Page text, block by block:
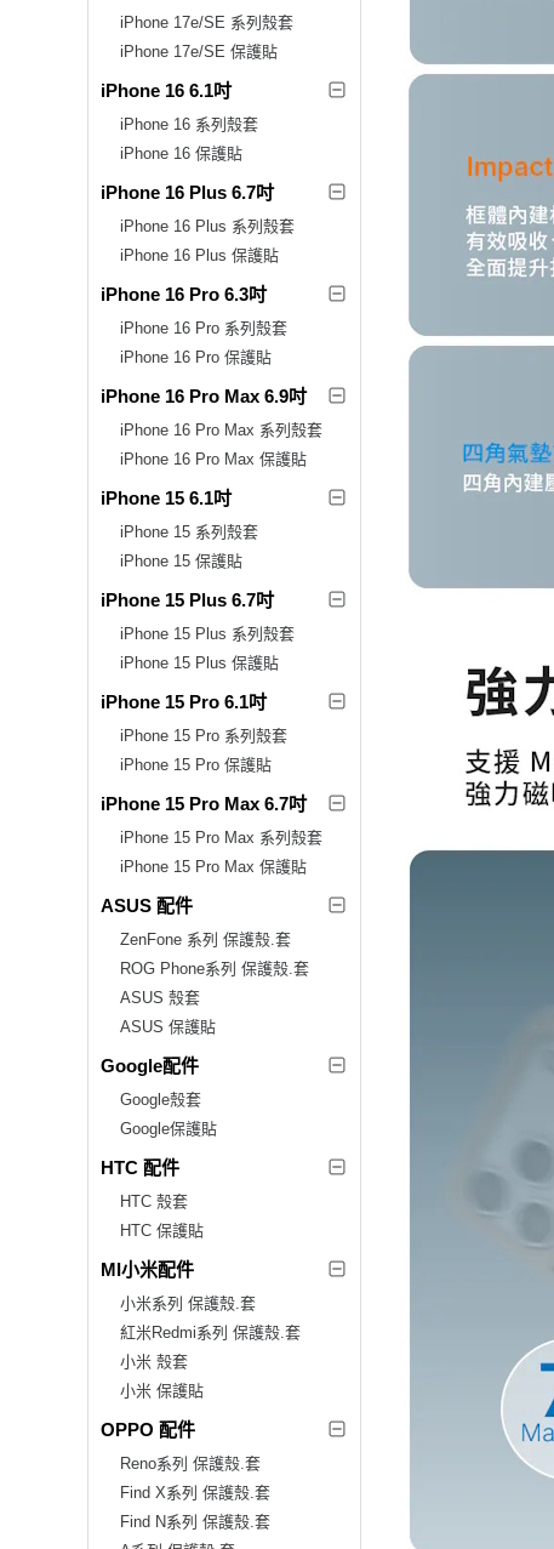
iPhone 17e/SE 系列殼套
iPhone 17e/SE 保護貼
iPhone 16 6.1吋
iPhone 16 系列殼套
iPhone 16 保護貼
iPhone 16 Plus 6.7吋
iPhone 16 Plus 系列殼套
iPhone 16 Plus 保護貼
iPhone 16 Pro 6.3吋
iPhone 16 Pro 系列殼套
iPhone 16 Pro 保護貼
iPhone 16 Pro Max 6.9吋
iPhone 16 Pro Max 系列殼套
iPhone 16 Pro Max 保護貼
iPhone 15 6.1吋
iPhone 15 系列殼套
iPhone 15 保護貼
iPhone 15 Plus 6.7吋
iPhone 15 Plus 系列殼套
iPhone 15 Plus 保護貼
iPhone 15 Pro 6.1吋
iPhone 15 Pro 系列殼套
iPhone 15 Pro 保護貼
iPhone 15 Pro Max 6.7吋
iPhone 15 Pro Max 系列殼套
iPhone 15 Pro Max 保護貼
ASUS 配件
ZenFone 系列 保護殼.套
ROG Phone系列 保護殼.套
ASUS 殼套
ASUS 保護貼
Google配件
Google殼套
Google保護貼
HTC 配件
HTC 殼套
HTC 保護貼
MI小米配件
小米系列 保護殼.套
紅米Redmi系列 保護殼.套
小米 殼套
小米 保護貼
OPPO 配件
Reno系列 保護殼.套
Find X系列 保護殼.套
Find N系列 保護殼.套